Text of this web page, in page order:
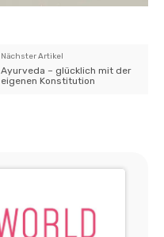
Nächster Artikel
Ayurveda – glücklich mit der
eigenen Konstitution